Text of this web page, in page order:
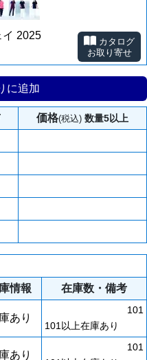
2025
カタログ
お取り寄せ
に追加
価格(税込) 数量5以上
情報 在庫数・備考
あり
101
101以上在庫あり
あり
101